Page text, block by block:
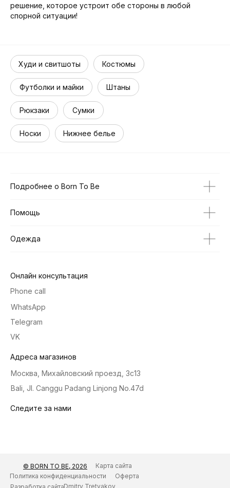
решение, которое устроит обе стороны в любой
спорной ситуации!
Худи и свитшоты
Футболки и майки Штаны
Костюмы
Рюкзаки Сумки
Носки Нижнее белье
Подробнее о Born To Be
Помощь
Одежда
Онлайн консультация
Адреса магазинов
Следите за нами
© BORN TO BE, 2026
Политика конфиденциальности
Оферта
Карта сайта
Dmitry Tretyakov
WhatsApp
Telegram
Москва, Михайловский проезд, 3с13
Bali, Jl. Canggu Padang Linjong No.47d
VK
Phone call